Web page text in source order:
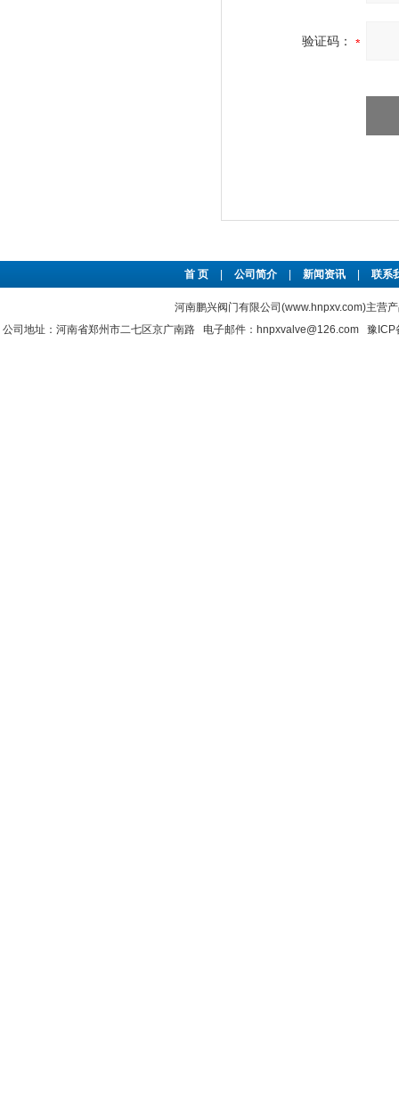
验证码：
首 页 公司简介 新闻资讯 联系
河南鹏兴阀门有限公司(www.hnpxv.com)主营
公司地址：河南省郑州市二七区京广南路 电子邮件：hnpxvalve@126.com 豫ICP